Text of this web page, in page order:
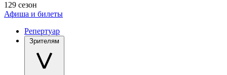
129 сезон
Афиша и билеты
Репертуар
Зрителям